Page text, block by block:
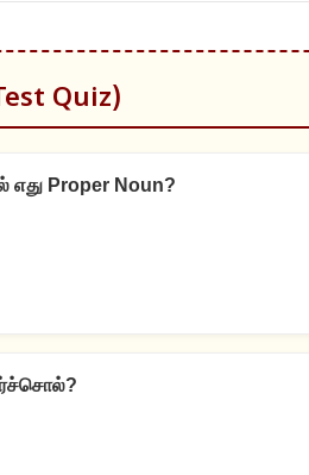
Quiz)
எது Proper Noun?